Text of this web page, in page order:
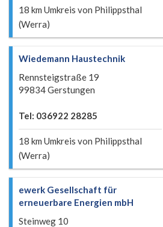
18 km Umkreis von Philippsthal
(Werra)
Wiedemann Haustechnik
Rennsteigstraße 19
99834 Gerstungen
Tel: 036922 28285
18 km Umkreis von Philippsthal
(Werra)
ewerk Gesellschaft für
erneuerbare Energien mbH
Steinweg 10